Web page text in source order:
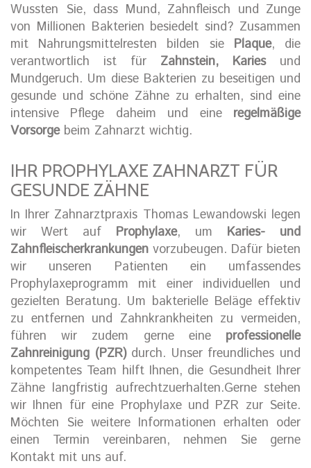
Wussten Sie, dass Mund, Zahnfleisch und Zunge
von Millionen Bakterien besiedelt sind? Zusammen
mit Nahrungsmittelresten bilden sie Plaque, die
verantwortlich ist für Zahnstein, Kariesund
Mundgeruch. Um diese Bakterien zu beseitigen und
gesunde und schöne Zähne zu erhalten, sind eine
intensive Pflege daheim und eine regelmäßige
Vorsorgebeim Zahnarzt wichtig.
IHR PROPHYLAXE ZAHNARZT FÜR
GESUNDE ZÄHNE
In Ihrer Zahnarztpraxis Thomas Lewandowski legen
wir Wert auf Prophylaxe, um Karies- und
Zahnfleischerkrankungen vorzubeugen. Dafür bieten
wir unseren Patienten ein umfassendes
Prophylaxeprogramm mit einer individuellen und
gezielten Beratung. Um bakterielle Beläge effektiv
zu entfernen und Zahnkrankheiten zu vermeiden,
führen wir zudem gerne eine professionelle
Zahnreinigung (PZR)durch. Unser freundliches und
kompetentes Team hilft Ihnen, die Gesundheit Ihrer
Zähne langfristig aufrechtzuerhalten.Gerne stehen
wir Ihnen für eine Prophylaxe und PZR zur Seite.
Möchten Sie weitere Informationen erhalten oder
einen Termin vereinbaren, nehmen Sie gerne
Kontakt mit uns auf.